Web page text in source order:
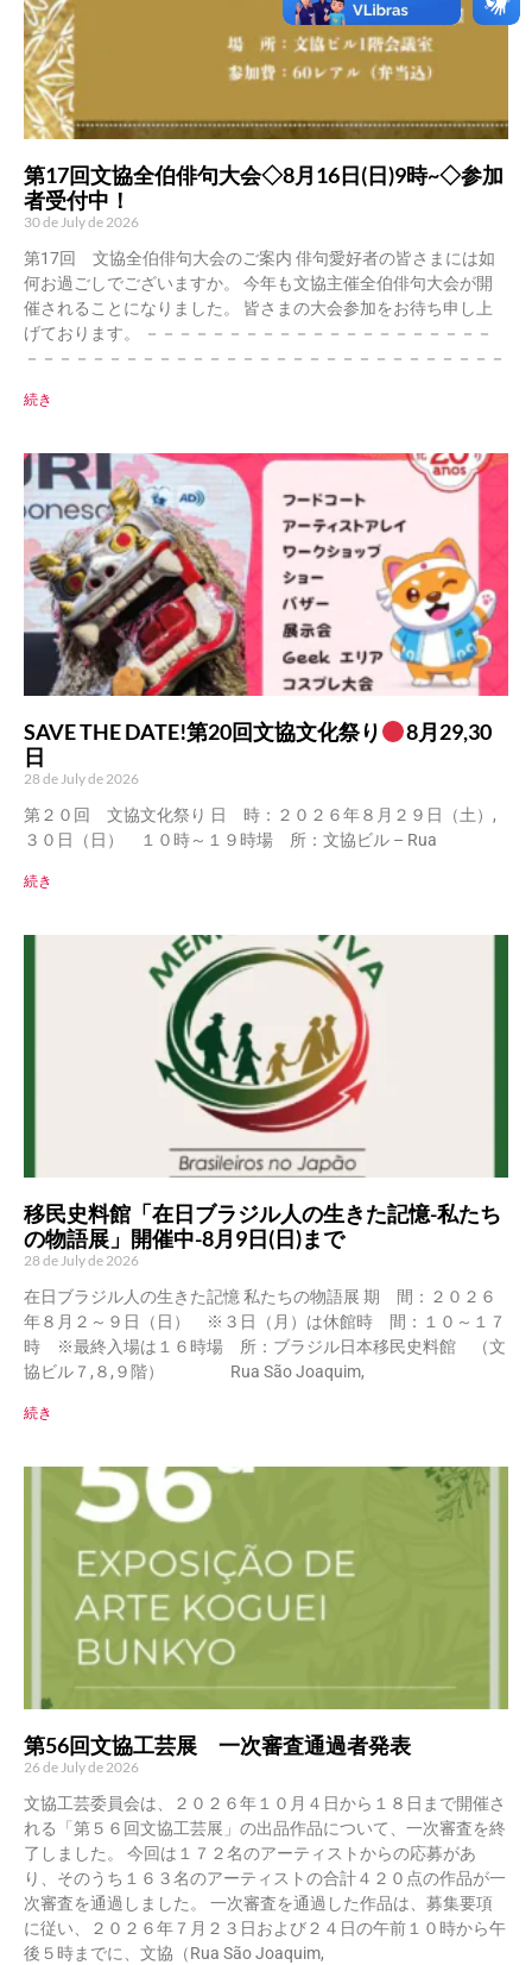
第17回文協全伯俳句大会◇8月16日(日)9時~◇参加
者受付中！
30 de July de 2026
第17回 文協全伯俳句大会のご案内 俳句愛好者の皆さまには如
何お過ごしでございますか。 今年も文協主催全伯俳句大会が開
催されることになりました。 皆さまの大会参加をお待ち申し上
げております。 －－－－－－－－－－－－－－－－－－－－－
－－－－－－－－－－－－－－－－－－－－－－－－－－－－－
続き
SAVE THE DATE!第20回文協文化祭り
8月29,30
日
28 de July de 2026
第２０回 文協文化祭り 日 時：２０２６年８月２９日（土）,
３０日（日） １０時～１９時場 所：文協ビル – Rua
続き
移民史料館「在日ブラジル人の生きた記憶-私たち
の物語展」開催中-8月9日(日)まで
28 de July de 2026
在日ブラジル人の生きた記憶 私たちの物語展 期 間：２０２６
年８月２～９日（日） ※３日（月）は休館時 間：１０～１７
時 ※最終入場は１６時場 所：ブラジル日本移民史料館 （文
協ビル７,８,９階） Rua São Joaquim,
続き
第56回文協工芸展 一次審査通過者発表
26 de July de 2026
文協工芸委員会は、２０２６年１０月４日から１８日まで開催さ
れる「第５６回文協工芸展」の出品作品について、一次審査を終
了しました。 今回は１７２名のアーティストからの応募があ
り、そのうち１６３名のアーティストの合計４２０点の作品が一
次審査を通過しました。 一次審査を通過した作品は、募集要項
に従い、２０２６年７月２３日および２４日の午前１０時から午
後５時までに、文協（Rua São Joaquim,